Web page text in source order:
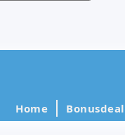
Home